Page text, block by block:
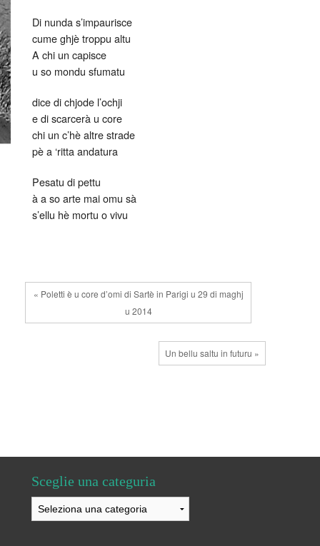
Di nunda s’impaurisce
cume ghjè troppu altu
A chi un capisce
u so mondu sfumatu
dice di chjode l’ochji
e di scarcerà u core
chi un c’hè altre strade
pè a ‘ritta andatura
Pesatu di pettu
à a so arte mai omu sà
s’ellu hè mortu o vivu
« Poletti è u core d’omi di Sartè in Parigi u 29 di maghj
u 2014
Un bellu saltu in futuru »
Sceglie una categuria
Sceglie
una